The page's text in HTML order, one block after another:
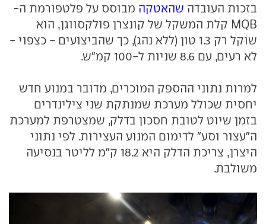
בזכות העובדה שהאטקה מבוסס על פלטפורמת ה-
MQB קלת המשקל של קונצרן פולקסווגן, הוא
שוקל רק 1.3 טון (ללא נהג), כך שהביצועים - כצפוי -
לא רעים, עם 8.6 שניות ל-100 קמ"ש.
למרות נתוני ההספק המוכרים, מדובר במנוע חדש
יחסית שכולל מערכת שמנתקת שני צילינדרים
בזמן שיוט לטובת חסכון בדלק, שמצטרפת למערכת
ה"עצור וסע" לדימום המנוע העצירות. לפי נתוני
היצרן, צריכת הדלק היא 18.2 ק"מ לליטר בנסיעה
משולבת.